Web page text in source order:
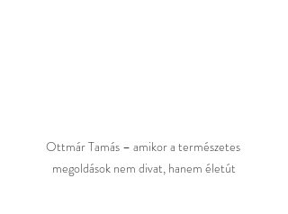
Ottmár Tamás – amikor a természetes
megoldások nem divat, hanem életút